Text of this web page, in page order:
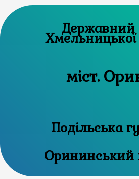
Державний
Хмельницької
міст.
Подільська
Орининський